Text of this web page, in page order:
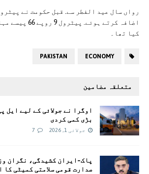
رواں سال عید الفطر سے. قبل حکومت نے
اضافہ کرتے ہوئے.
کیا تھا۔
ECONOMY
PAKISTAN
متعلقہ مضامین
اوگرا نے جولائی کے لیے ایل
بڑی کمی کردی
جولائی 1, 2026 7
پاک-ایران کشیدگی، نگران
صدارت قومی سلامتی کمیٹی کا